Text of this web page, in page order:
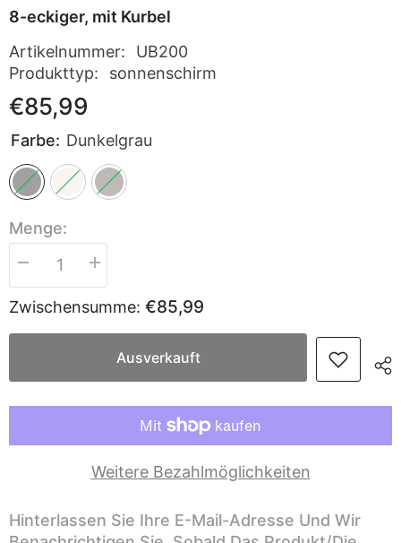
8-eckiger, mit Kurbel
Artikelnummer:
UB200
Produkttyp:
sonnenschirm
€85,99
Farbe: Dunkelgrau
Menge:
Sekey
330cm
mit
Menge
Sekey
330cm
Gartenschirm
mit
Zwischensumme: €85,99
Ausverkauft
Weitere Bezahlmöglichkeiten
Hinterlassen Sie Ihre E-Mail-Adresse Und Wir